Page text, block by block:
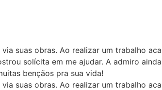
suas obras. Ao realizar um trabalho
solícita em me ajudar. A admiro
bençãos pra sua vida!
suas obras. Ao realizar um trabalho